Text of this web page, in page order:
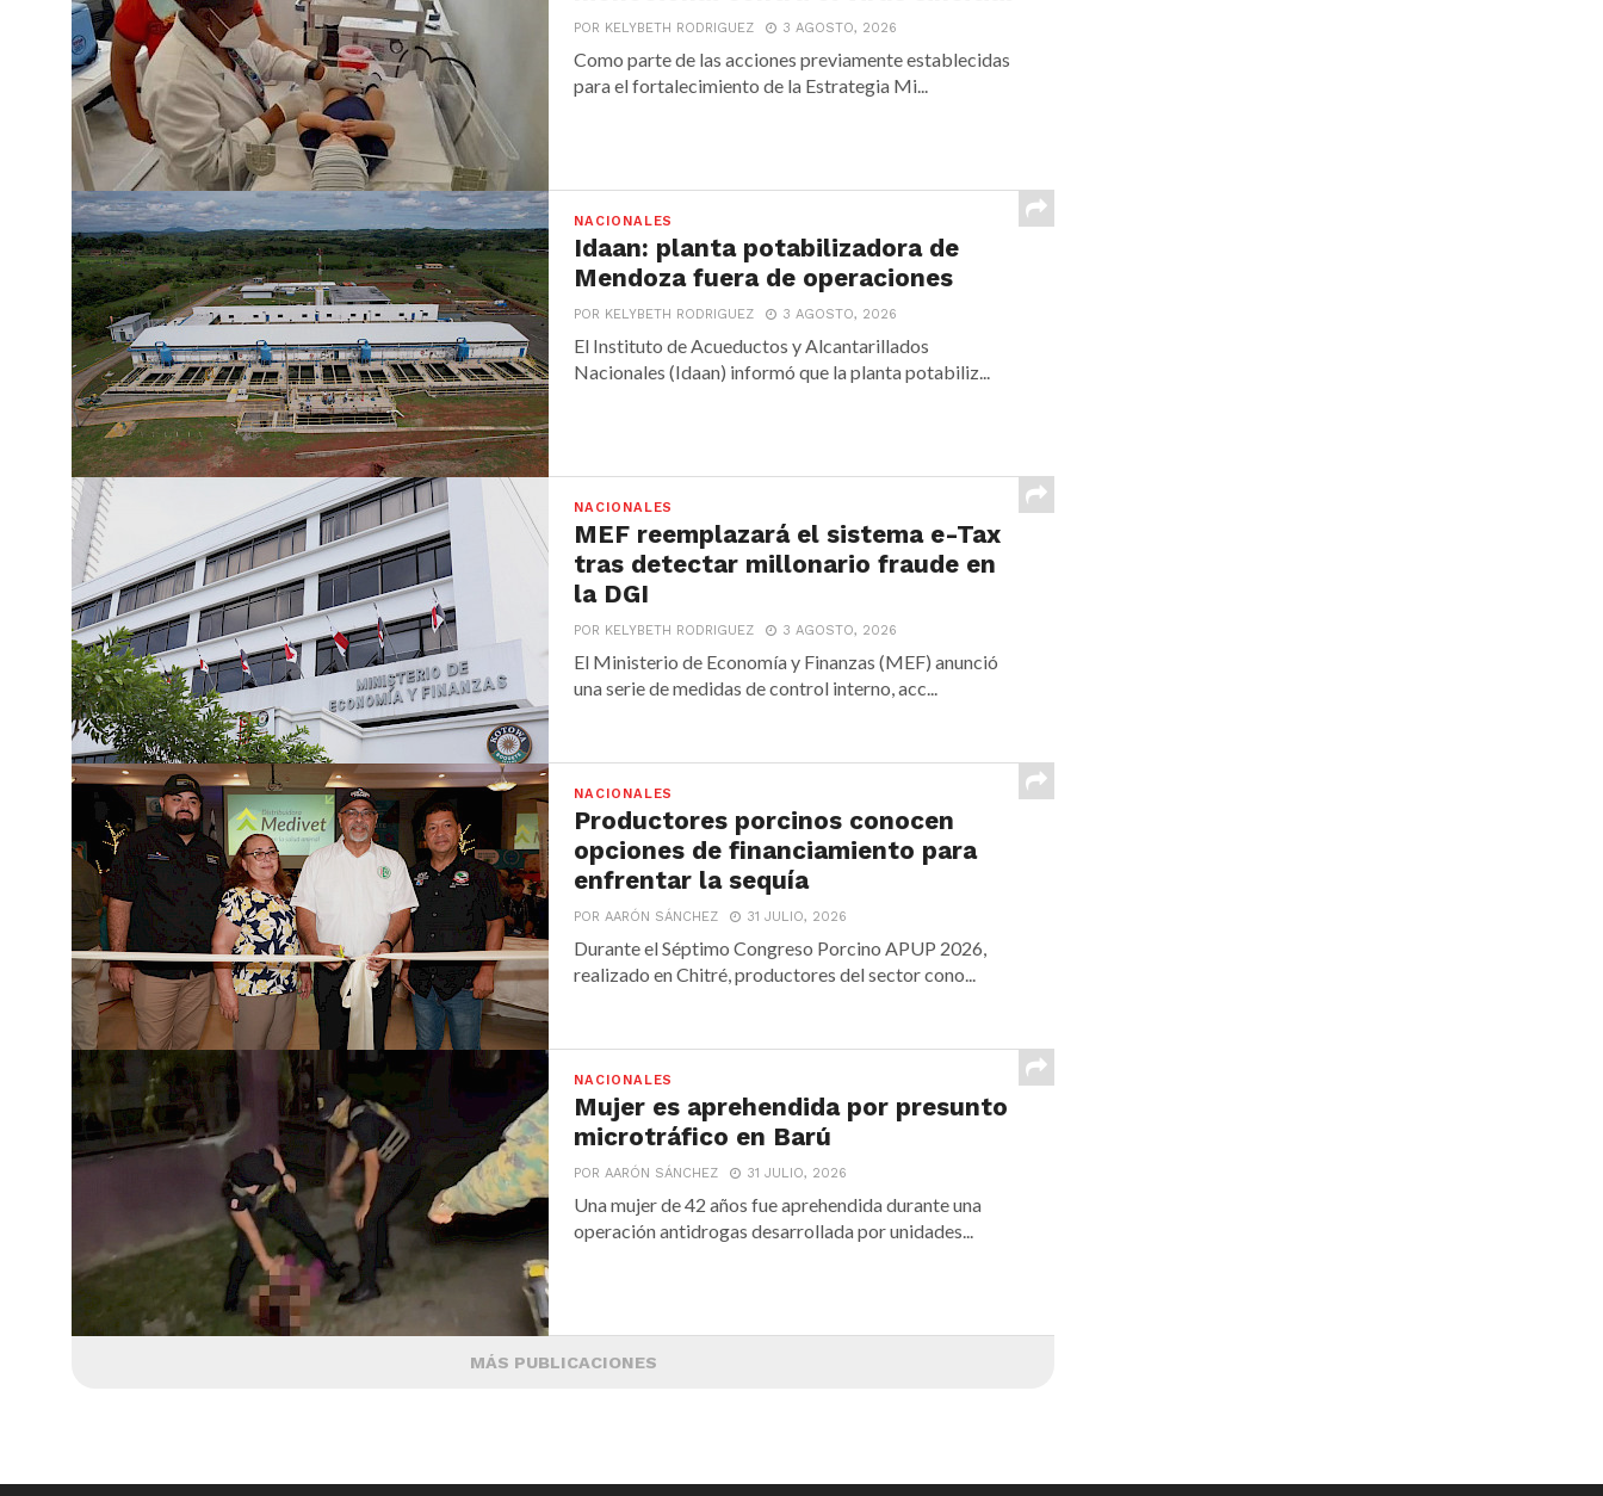
POR KELYBETH RODRIGUEZ 3 AGOSTO, 2026
Como parte de las acciones previamente establecidas
para el fortalecimiento de la Estrategia Mi...
NACIONALES
Idaan: planta potabilizadora de
Mendoza fuera de operaciones
POR KELYBETH RODRIGUEZ 3 AGOSTO, 2026
El Instituto de Acueductos y Alcantarillados
Nacionales (Idaan) informó que la planta potabiliz...
NACIONALES
MEF reemplazará el sistema e-Tax
tras detectar millonario fraude en
la DGI
POR KELYBETH RODRIGUEZ 3 AGOSTO, 2026
El Ministerio de Economía y Finanzas (MEF) anunció
una serie de medidas de control interno, acc...
NACIONALES
Productores porcinos conocen
opciones de financiamiento para
enfrentar la sequía
POR AARÓN SÁNCHEZ 31 JULIO, 2026
Durante el Séptimo Congreso Porcino APUP 2026,
realizado en Chitré, productores del sector cono...
NACIONALES
Mujer es aprehendida por presunto
microtráfico en Barú
POR AARÓN SÁNCHEZ 31 JULIO, 2026
Una mujer de 42 años fue aprehendida durante una
operación antidrogas desarrollada por unidades...
MÁS PUBLICACIONES